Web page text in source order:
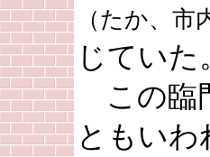
（たか、市
じていた
この臨
ともい